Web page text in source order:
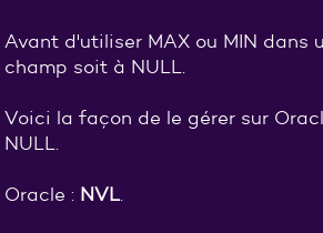
Avant d'utiliser MAX ou MIN dans
champ soit à NULL.
Voici la façon de le gérer sur
NULL.
Oracle : NVL.